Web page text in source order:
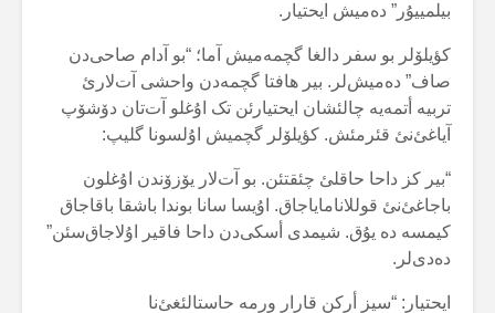
بیلمییۇر” دەمیش ایحتیار.
کؤیلۆلر بو سفر دالغا گچمەمیش آما؛ “بو آدام صاحی‌دن
صاف” دەمیش‌لر. بیر هافتا گچمەدن واحشی آت‌لارئ
تربیە أتمەیە چالئشان ایحتیارئن تک اۇغلو آت‌تان دۆشۆپ
آیاغئ‌نئ قئرمئش. کؤیلۆلر گچمیش اۇلسونا گلیپ:
“بیر کز داحا حاقلئ چئقتئن. بو آت‌لار یۆزۆندن اۇغلون
باجاغئ‌نئ قوللانامایاجاق. اۇیسا سانا بوندا باشقا باقاجاق
کیمسە دە یۇق. شیمدی أسکی‌دن داحا فاقیر اۇلاجاق‌سئن”
دەدی‌لر.
ایحتیار: “سیز أرکن قارار ورمە حاستالئغئ‌نا